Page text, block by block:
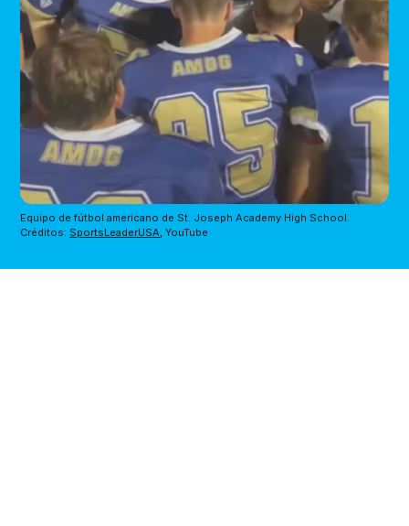
Equipo de fútbol americano de St. Joseph Academy High School.
Créditos: SportsLeaderUSA, YouTube